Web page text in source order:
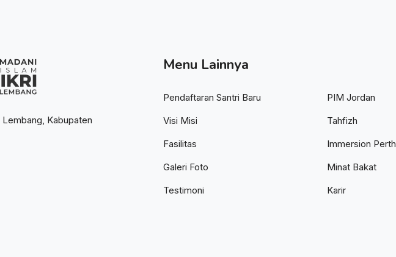
Kabupaten
Menu Lainnya
Pendaftaran Santri Baru
Visi Misi
Fasilitas
Galeri Foto
Testimoni
PIM Jordan
Tahfizh
Immersion Perth
Minat Bakat
Karir